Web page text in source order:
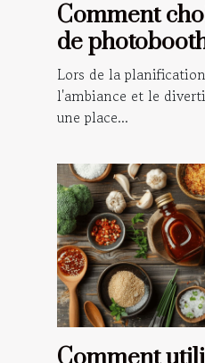
Comment
de
votre
Lors de la
l'ambiance et le
une place...